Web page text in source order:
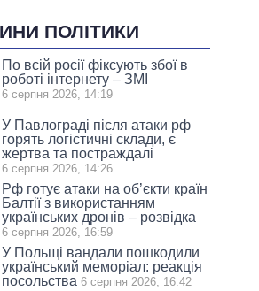
ПОЛІТИКИ
По всій росії фіксують збої в
роботі інтернету – ЗМІ
6 серпня 2026, 14:19
У Павлограді після атаки рф
горять логістичні склади, є
жертва та постраждалі
6 серпня 2026, 14:26
Рф готує атаки на об’єкти країн
Балтії з використанням
українських дронів – розвідка
6 серпня 2026, 16:59
У Польщі вандали пошкодили
український меморіал: реакція
посольства 6 серпня 2026, 16:42